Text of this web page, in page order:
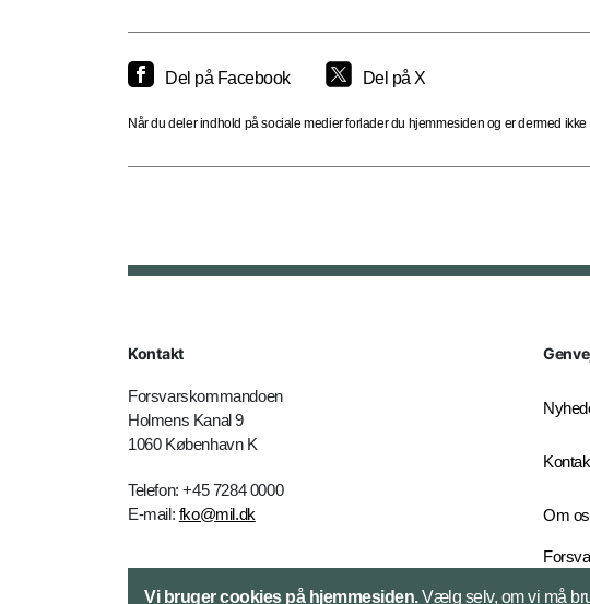
Del på Facebook Del på X
Når du deler indhold på sociale medier forlader du hjemmesiden og er dermed
Kontakt
Forsvarskommandoen
Holmens Kanal 9
1060 København K
Telefon: +45 7284 0000
E-mail: fko@mil.dk
Kontakt
Om os
Vi bruger cookies på hjemmesiden.Vælg selv, om vi må